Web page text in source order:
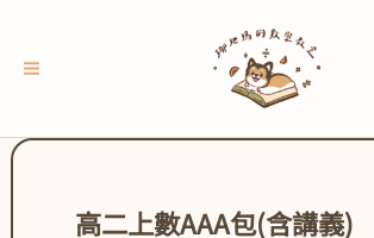
內
高二上數AAA包(含講義)